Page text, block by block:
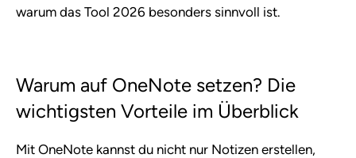
warum das Tool 2026 besonders sinnvoll ist.
Warum auf OneNote setzen? Die
wichtigsten Vorteile im Überblick
Mit OneNote kannst du nicht nur Notizen erstellen,